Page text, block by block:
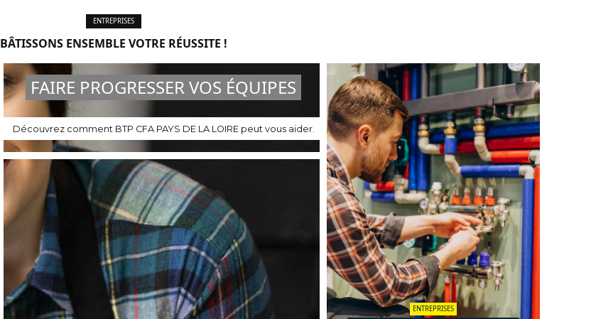
ENTREPRISES
BÂTISSONS ENSEMBLE VOTRE RÉUSSITE !
FAIRE PROGRESSER VOS ÉQUIPES
Découvrez comment BTP CFA PAYS DE LA LOIRE peut vous aider.
ENTREPRISES